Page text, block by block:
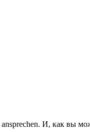
ansprechen. И, как вы